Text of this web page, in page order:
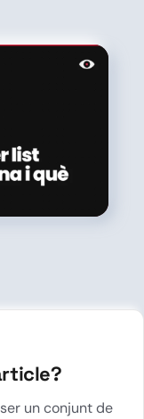
un conjunt de